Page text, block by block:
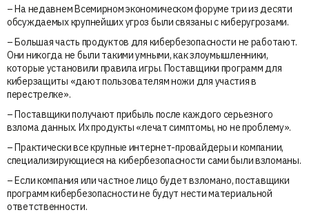
– На недавнем Всемирном экономическом форуме три из десяти
обсуждаемых крупнейших угроз были связаны с киберугрозами.
– Большая часть продуктов для кибербезопасности не работают.
Они никогда не были такими умными, как злоумышленники,
которые установили правила игры. Поставщики программ для
киберзащиты «дают пользователям ножи для участия в
перестрелке».
– Поставщики получают прибыль после каждого серьезного
взлома данных. Их продукты «лечат симптомы, но не проблему».
– Практически все крупные интернет-провайдеры и компании,
специализирующиеся на кибербезопасности сами были взломаны.
– Если компания или частное лицо будет взломано, поставщики
программ кибербезопасности не будут нести материальной
ответственности.